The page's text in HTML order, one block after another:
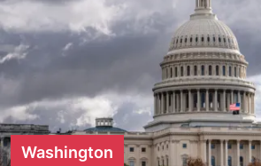
Washington